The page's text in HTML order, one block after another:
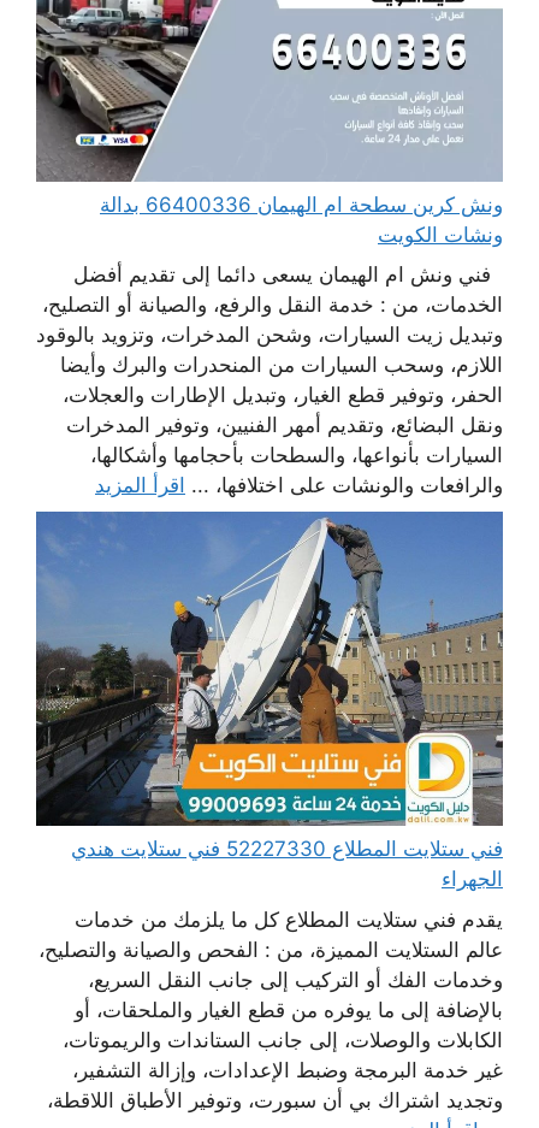
ونش كرين سطحة ام الهيمان 66400336 بدالة
ونشات الكويت
فني ونش ام الهيمان يسعى دائما إلى تقديم أفضل
الخدمات، من : خدمة النقل والرفع، والصيانة أو التصليح،
وتبديل زيت السيارات، وشحن المدخرات، وتزويد بالوقود
اللازم، وسحب السيارات من المنحدرات والبرك وأيضا
الحفر، وتوفير قطع الغيار، وتبديل الإطارات والعجلات،
ونقل البضائع، وتقديم أمهر الفنيين، وتوفير المدخرات
السيارات بأنواعها، والسطحات بأحجامها وأشكالها،
والرافعات والونشات على اختلافها، ... اقرأ المزيد
فني ستلايت المطلاع 52227330 فني ستلايت هندي
الجهراء
يقدم فني ستلايت المطلاع كل ما يلزمك من خدمات
عالم الستلايت المميزة، من : الفحص والصيانة والتصليح،
وخدمات الفك أو التركيب إلى جانب النقل السريع،
بالإضافة إلى ما يوفره من قطع الغيار والملحقات، أو
الكابلات والوصلات، إلى جانب الستاندات والريموتات،
غير خدمة البرمجة وضبط الإعدادات، وإزالة التشفير،
وتجديد اشتراك بي أن سبورت، وتوفير الأطباق اللاقطة،